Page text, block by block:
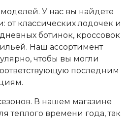
У нас вы найдете
от классических лодочек и
ботинок, кроссовок
Наш ассортимент
чтобы вы могли
последним
В нашем магазине
теплого времени года, так